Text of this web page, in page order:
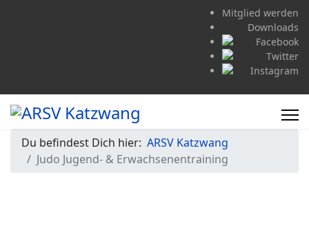
Mitglied werden
Downloads
Du befindest Dich hier: ARSV Katzwang
Judo Jugend- & Erwachsenentraining